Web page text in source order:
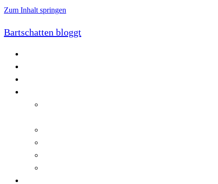
Zum Inhalt springen
Bartschatten bloggt